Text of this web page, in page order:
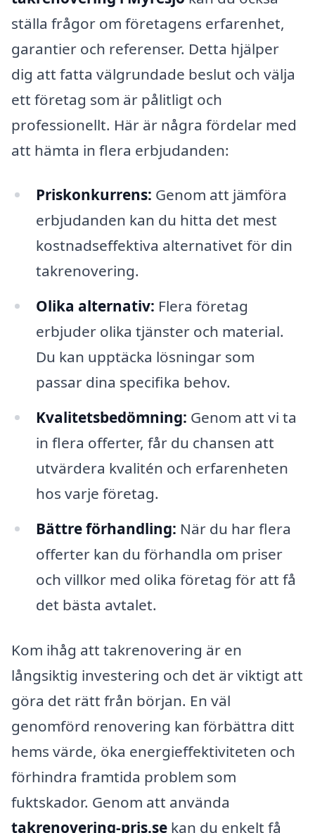
ställa frågor om företagens erfarenhet,
garantier och referenser. Detta hjälper
dig att fatta välgrundade beslut och välja
ett företag som är pålitligt och
professionellt. Här är några fördelar med
att hämta in flera erbjudanden:
Priskonkurrens: Genom att jämföra
erbjudanden kan du hitta det mest
kostnadseffektiva alternativet för din
takrenovering.
Olika alternativ: Flera företag
erbjuder olika tjänster och material.
Du kan upptäcka lösningar som
passar dina specifika behov.
Kvalitetsbedömning: Genom att vi ta
in flera offerter, får du chansen att
utvärdera kvalitén och erfarenheten
hos varje företag.
Bättre förhandling: När du har flera
offerter kan du förhandla om priser
och villkor med olika företag för att få
det bästa avtalet.
Kom ihåg att takrenovering är en
långsiktig investering och det är viktigt att
göra det rätt från början. En väl
genomförd renovering kan förbättra ditt
hems värde, öka energieffektiviteten och
förhindra framtida problem som
fuktskador. Genom att använda
takrenovering-pris.se kan du enkelt få